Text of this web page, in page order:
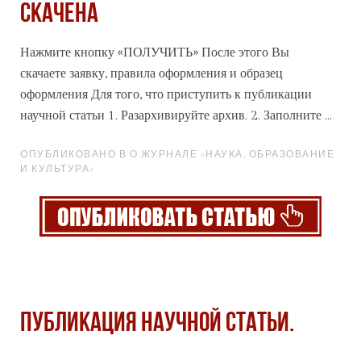
скачена
Нажмите кнопку «ПОЛУЧИТЬ» После этого Вы
скачаете заявку, правила оформления и образец
оформления Для того, что приступить к публикации
научной статьи 1. Разархивируйте архив. 2. Заполните ...
ОПУБЛИКОВАНО В О ЖУРНАЛЕ «НАУКА, ОБРАЗОВАНИЕ
И КУЛЬТУРА»
Публикация научной статьи.